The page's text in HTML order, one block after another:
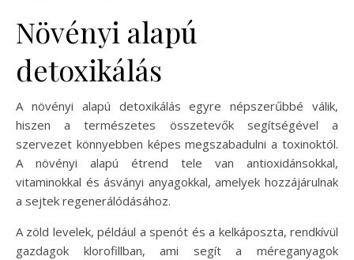
Növényi alapú
detoxikálás
A növényi alapú detoxikálás egyre népszerűbbé válik,
hiszen a természetes összetevők segítségével a
szervezet könnyebben képes megszabadulni a toxinoktól.
A növényi alapú étrend tele van antioxidánsokkal,
vitaminokkal és ásványi anyagokkal, amelyek hozzájárulnak
a sejtek regenerálódásához.
A zöld levelek, például a spenót és a kelkáposzta, rendkívül
gazdagok klorofillban, ami segít a méreganyagok